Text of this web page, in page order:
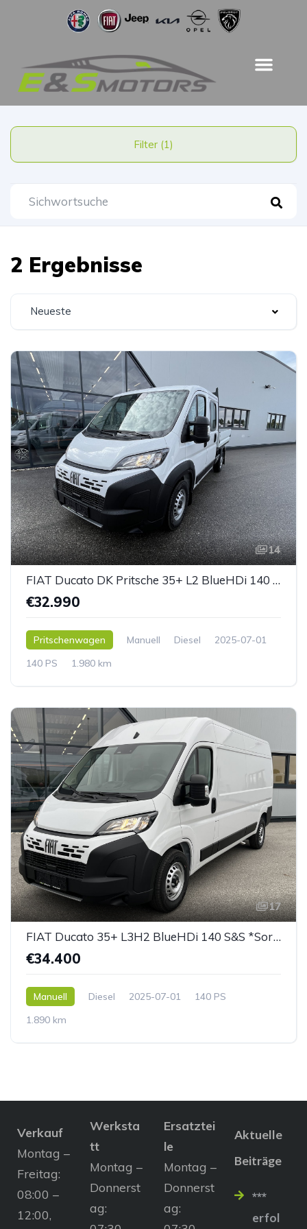
Filter (1)
2 Ergebnisse
Neueste
14
FIAT Ducato DK Pritsche 35+ L2 BlueHDi 140 S&S
€32.990
Pritschenwagen Manuell Diesel
2025-07-01
140 PS
1.980 km
17
FIAT Ducato 35+ L3H2 BlueHDi 140 S&S *Sortimo Ausbau*
€34.400
Manuell Diesel 2025-07-01
140 PS
1.890 km
Verkauf
Montag –
Freitag:
08:00 –
12:00,
Werksta
tt
Montag –
Donnerst
ag:
Ersatztei
le
Montag –
Donnerst
ag:
Aktuelle
Beiträge
***
erfol